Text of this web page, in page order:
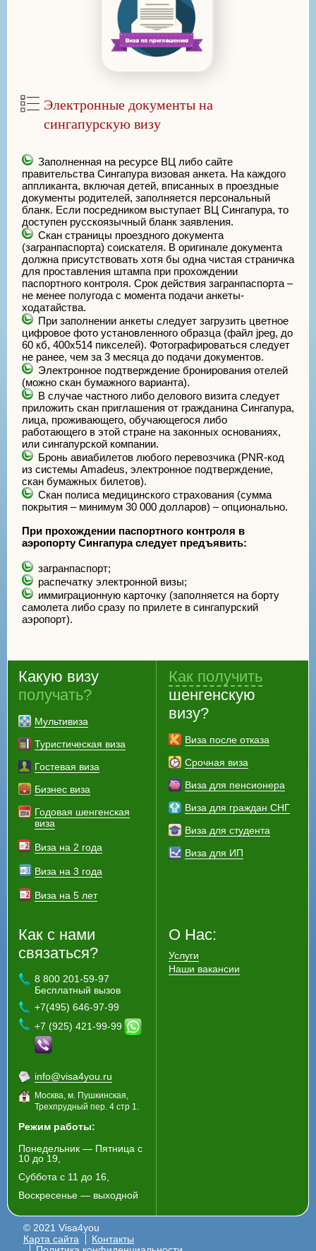
Электронные документы на
сингапурскую визу
Заполненная на ресурсе ВЦ либо сайте
правительства Сингапура визовая анкета. На каждого
аппликанта, включая детей, вписанных в проездные
документы родителей, заполняется персональный
бланк. Если посредником выступает ВЦ Сингапура, то
доступен русскоязычный бланк заявления.
Скан страницы проездного документа
(загранпаспорта) соискателя. В оригинале документа
должна присутствовать хотя бы одна чистая страничка
для проставления штампа при прохождении
паспортного контроля. Срок действия загранпаспорта –
не менее полугода с момента подачи анкеты-
ходатайства.
При заполнении анкеты следует загрузить цветное
цифровое фото установленного образца (файл jpeg, до
60 кб, 400х514 пикселей). Фотографироваться следует
не ранее, чем за 3 месяца до подачи документов.
Электронное подтверждение бронирования отелей
(можно скан бумажного варианта).
В случае частного либо делового визита следует
приложить скан приглашения от гражданина Сингапура,
лица, проживающего, обучающегося либо
работающего в этой стране на законных основаниях,
или сингапурской компании.
Бронь авиабилетов любого перевозчика (PNR-код
из системы Amadeus, электронное подтверждение,
скан бумажных билетов).
Скан полиса медицинского страхования (сумма
покрытия – минимум 30 000 долларов) – опционально.
При прохождении паспортного контроля в
аэропорту Сингапура следует предъявить:
загранпаспорт;
распечатку электронной визы;
иммиграционную карточку (заполняется на борту
самолета либо сразу по прилете в сингапурский
аэропорт).
Какую визу
получать?
Мультивиза
Туристическая виза
Гостевая виза
Бизнес виза
Годовая шенгенская
виза
Виза на 2 года
Виза на 3 года
Виза на 5 лет
Как получить
шенгенскую
визу?
Виза после отказа
Срочная виза
Виза для пенсионера
Виза для граждан СНГ
Виза для студента
Виза для ИП
Как с нами
связаться?
8 800 201-59-97
Бесплатный вызов
+7(495) 646-97-99
+7 (925) 421-99-99
info@visa4you.ru
Москва, м. Пушкинская,
Трехпрудный пер. 4 стр 1.
Режим работы:
Понедельник — Пятница с
10 до 19,
Суббота с 11 до 16,
Воскресенье — выходной
О Нас:
Услуги
Наши вакансии
© 2021 Visa4you
Карта сайта
Контакты